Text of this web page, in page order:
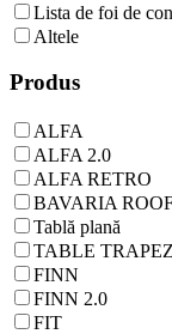
Lista de foi de
Altele
Produs
ALFA
ALFA 2.0
ALFA RETRO
BAVARIA
Tablă plană
TABLE
FINN
FINN 2.0
FIT